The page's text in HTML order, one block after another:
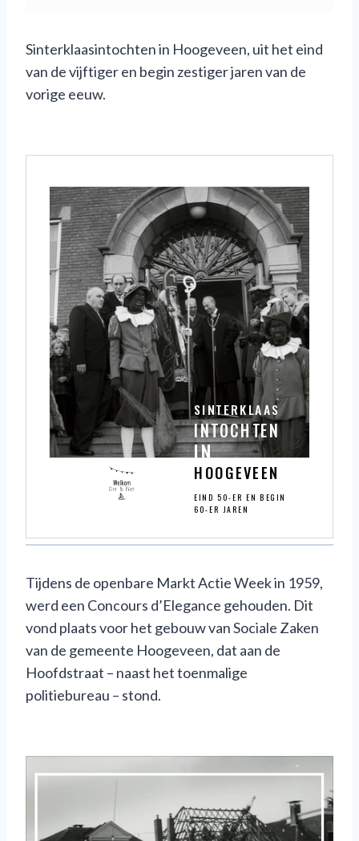
Sinterklaasintochten in Hoogeveen, uit het eind
van de vijftiger en begin zestiger jaren van de
vorige eeuw.
Tijdens de openbare Markt Actie Week in 1959,
werd een Concours d’Elegance gehouden. Dit
vond plaats voor het gebouw van Sociale Zaken
van de gemeente Hoogeveen, dat aan de
Hoofdstraat – naast het toenmalige
politiebureau – stond.